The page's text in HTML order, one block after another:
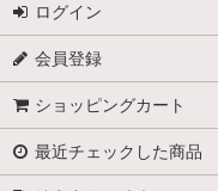
トラ・ライオン・猛獣
ペンギン
犬
ログイン
会員登録
ショッピングカート
最近チェックした商品